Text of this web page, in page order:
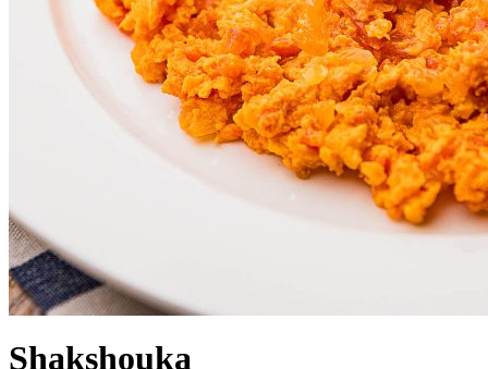
Shakshouka